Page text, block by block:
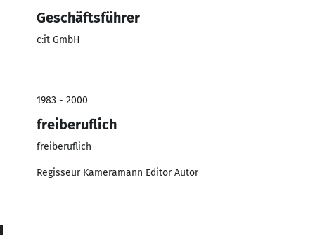
Geschäftsführer
c:it GmbH
1983 - 2000
freiberuflich
freiberuflich
Regisseur Kameramann Editor Autor